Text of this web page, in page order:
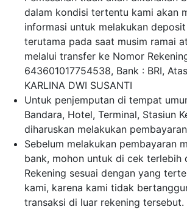
dalam kondisi tertentu kami akan
informasi untuk melakukan
terutama pada saat musim ramai
melalui transfer ke Nomor
643601017754538, Bank : BRI,
KARLINA DWI SUSANTI
Untuk penjemputan di tempat
Bandara, Hotel, Terminal, Stasiun
diharuskan melakukan
Sebelum melakukan pembayaran
bank, mohon untuk di cek terlebih
Rekening sesuai dengan yang
kami, karena kami tidak
transaksi di luar rekening tersebut.